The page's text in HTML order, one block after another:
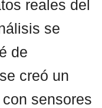
reales del
se
de
creó un
sensores